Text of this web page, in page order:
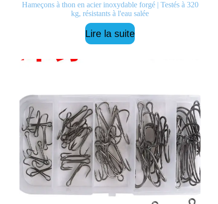
Hameçons à thon en acier inoxydable forgé | Testés à 320
kg, résistants à l'eau salée
Lire la suite